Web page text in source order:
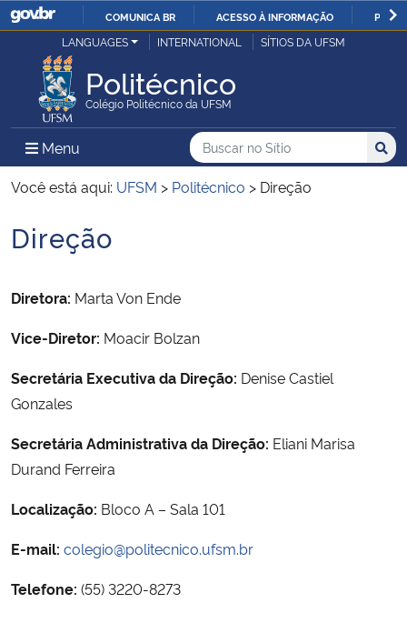
IR
O
COMUNICA BR ACESSO À INFORMAÇÃO
Ministério da Justiça e Segurança Pública
Ministério da Defesa
Ministério das Relações Exteriores
Ministério da Economia
Ministério da Educação
Ministério da Saúde
Ministério de Minas e Energia
LANGUAGES INTERNATIONAL SÍTIOS DA UFSM
Politécnico
Colégio Politécnico da UFSM
Menu Menu Principal do Sítio
Busca
Buscar no no Sítio
Busca:
Você está aqui: UFSM > Politécnico > Direção
Início do conteúdo
Direção
Diretora: Marta Von Ende
Vice-Diretor: Moacir Bolzan
Secretária Executiva da Direção: Denise Castiel
Gonzales
Secretária Administrativa da Direção: Eliani Marisa
Durand Ferreira
Localização: Bloco A – Sala 101
E-mail: colegio@politecnico.ufsm.br
Telefone: (55) 3220-8273